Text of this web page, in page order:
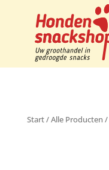
Start/Alle Producten /